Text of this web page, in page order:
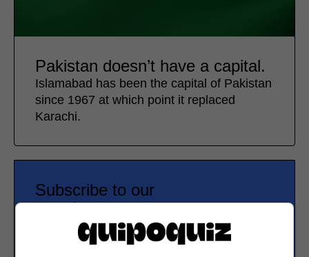
Pakistan doesn’t have a capital.
Islamabad has been the capital of Pakistan
since 1967 at which point it replaced
Karachi.
Subscribe to our
newsletter